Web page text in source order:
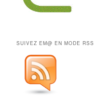
SUIVEZ EM@ EN MODE RSS